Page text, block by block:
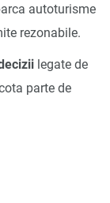
autoturisme
rezonabile.
legate de
parte de